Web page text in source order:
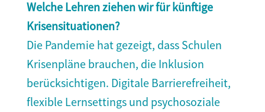
Welche Lehren ziehen wir für künftige
Krisensituationen?
Die Pandemie hat gezeigt, dass Schulen
Krisenpläne brauchen, die Inklusion
berücksichtigen. Digitale Barrierefreiheit,
flexible Lernsettings und psychosoziale